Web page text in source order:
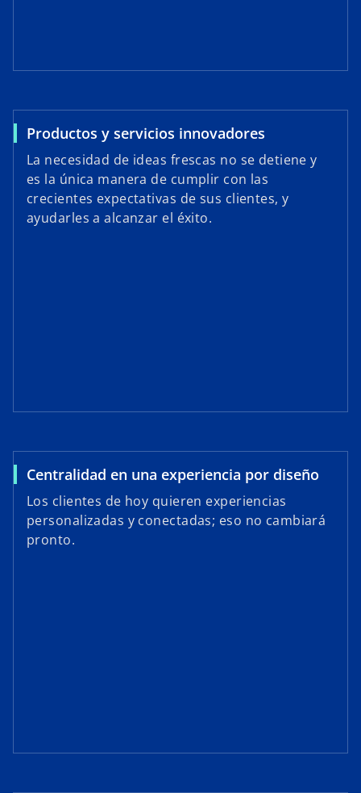
Productos y servicios innovadores
La necesidad de ideas frescas no se detiene y
es la única manera de cumplir con las
crecientes expectativas de sus clientes, y
ayudarles a alcanzar el éxito.
Centralidad en una experiencia por diseño
Los clientes de hoy quieren experiencias
personalizadas y conectadas; eso no cambiará
pronto.